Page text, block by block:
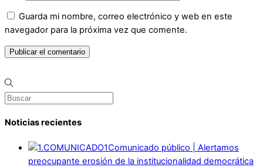
Guarda mi nombre, correo electrónico y web en este
navegador para la próxima vez que comente.
Noticias recientes
Comunicado público | Alertamos
preocupante erosión de la institucionalidad democrática